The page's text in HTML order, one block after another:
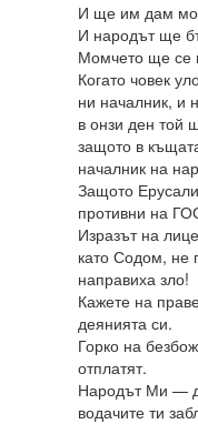
И ще им дам
И народът ще
Момчето ще се
Когато човек
ни началник, и
в онзи ден той
защото в
началник на
Защото
противни на
Изразът на
като Содом, не
направиха зло!
Кажете на
деянията си.
Горко на
отплатят.
Народът Ми —
водачите ти